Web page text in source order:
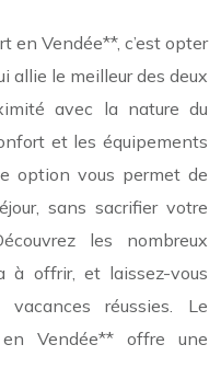
en Vendée**, c’est opter
allie le meilleur des deux
avec la nature du
et les équipements
option vous permet de
sans sacrifier votre
les nombreux
à offrir, et laissez-vous
réussies. Le
Vendée** offre une